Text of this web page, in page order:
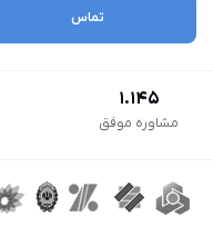
تماس
1.145
مشاوره موفق